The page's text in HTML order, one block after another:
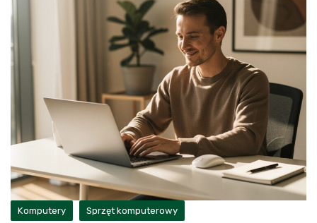
Komputery Sprzęt komputerowy